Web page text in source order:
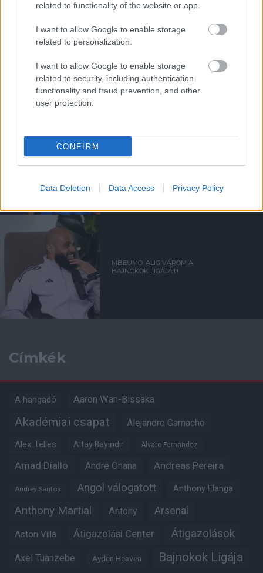
related to functionality of the website or app.
I want to allow Google to enable storage
related to personalization.
I want to allow Google to enable storage
related to security, including authentication
functionality and fraud prevention, and other
user protection.
CONFIRM
Data Deletion Data Access Privacy Policy
Kapcsolódó hírek
BAJNOKOK LIGÁJA
YORO MÁR ALIG VÁRJA A
MBEUMO: ALIG VÁROM A
BAJNOKOK LIGÁJÁT!
Címkék
A hangadó Aaron Wan-Bissaka
Akadémiai csapat Alejandro Garnacho
Alex Telles Altay Bayindir Alvaro Fernandez
Amad Diallo Andre Onana Andreas Pereira
Andrey Santos Angol válogatott Anthony Elanga
Anthony Martial Antony Arsenal
Aston Villa Átigazolási Center Átigazolások
Axel Tuanzebe Ayden Heaven Bajnokok Ligája